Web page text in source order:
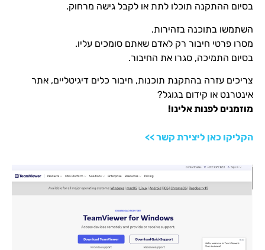
בסיום ההתקנה תוכלו לתת או לקבל גישה מרחוק.
השתמשו בתוכנה בזהירות.
מסרו פרטי חיבור רק לאדם שאתם סומכים עליו.
בסיום התמיכה, סגרו את החיבור.
צריכים עזרה בהתקנת תוכנות, חיבור כלים דיגיטליים, אתר
אינטרנט או קידום בגוגל?
מוזמנים לפנות אלינו!
הקליקו כאן ליצירת קשר >>